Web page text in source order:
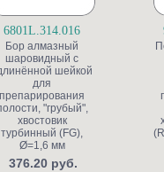
6801L.314.016
Бор алмазный
шаровидный с
шейкой
для
препарирования
"грубый",
хвостовик
турбинный (FG),
Ø=1,6 мм
376.20 руб.